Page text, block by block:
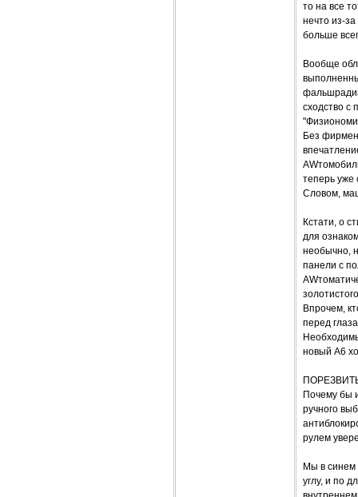
то на все
нечто из-
больше
Вообще
сходство с
Без
теперь уже
Словом,
Кстати, о
для
необычно,
панели с
Впрочем,
перед
новый А6
Почему бы
ручного
рулем
Мы в синем
углу, и по